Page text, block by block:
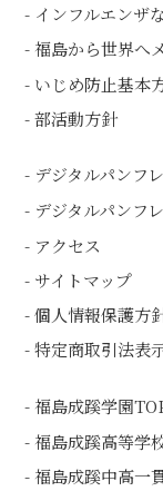
インフルエンザ
福島から世界へ
いじめ防止基本
部活動方針
デジタルパンフ
デジタルパンフ
アクセス
サイトマップ
個人情報保護方
特定商取引法表
福島成蹊学園
福島成蹊高等学
福島成蹊中高一